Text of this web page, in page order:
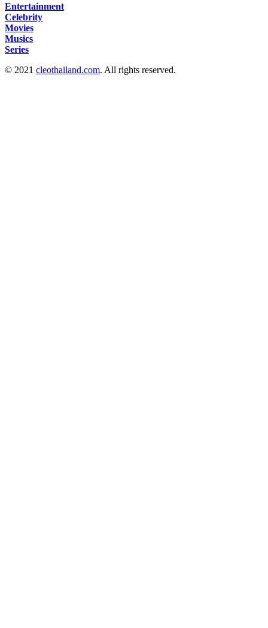
Entertainment
Celebrity
Movies
Musics
Series
© 2021 cleothailand.com. All rights reserved.